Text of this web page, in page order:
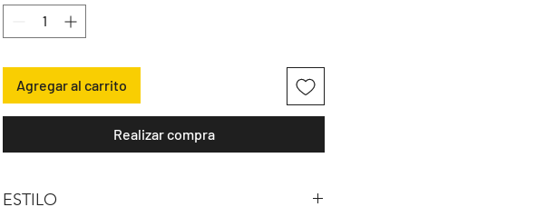
Agregar al carrito
Realizar compra
ESTILO